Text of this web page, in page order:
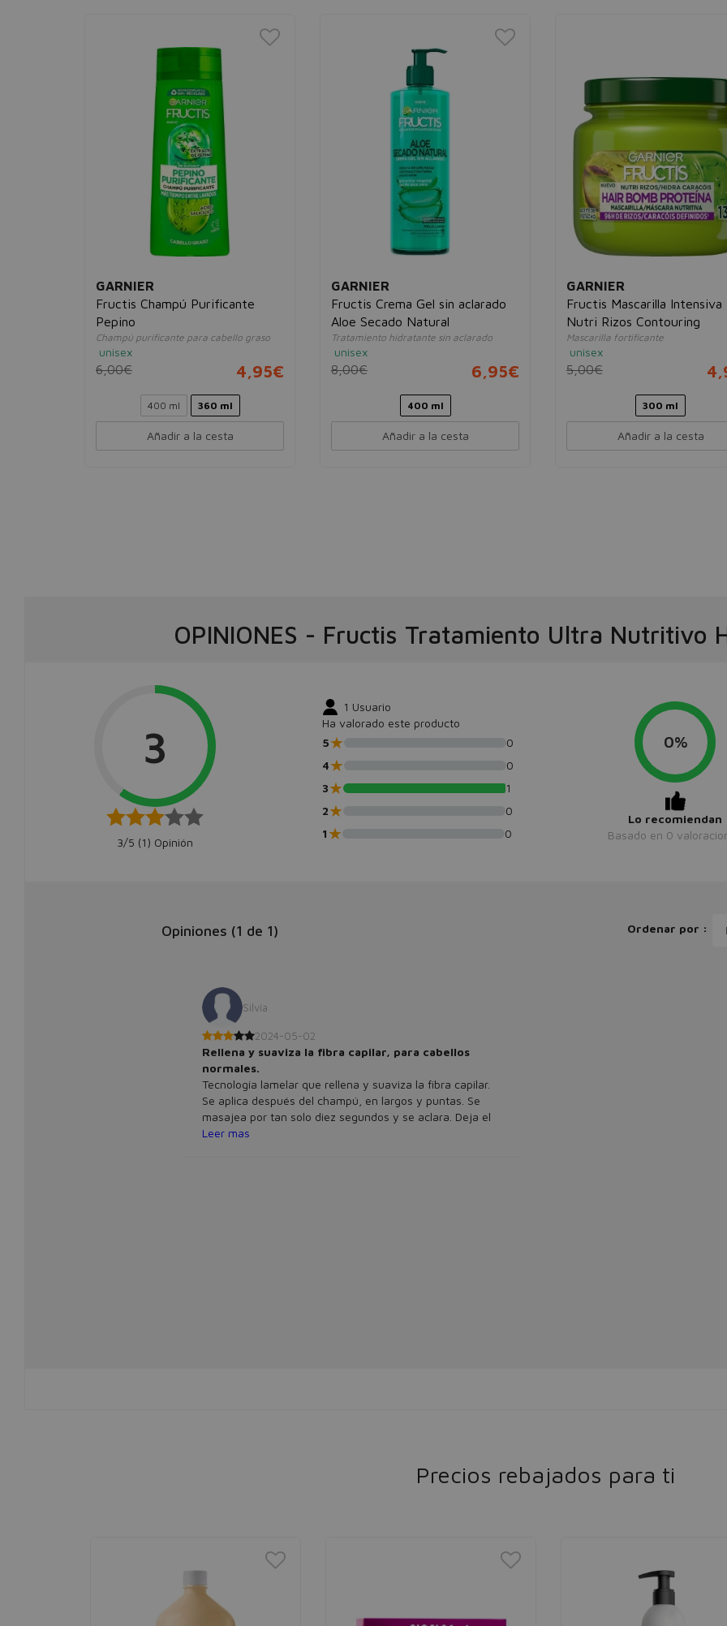
GARNIER
Fructis Champú Purificante
Pepino
Champú purificante para cabello graso
unisex
6,00€ 4,95€
400 ml 360 ml
GARNIER
Fructis Crema Gel sin aclarado
Aloe Secado Natural
Tratamiento hidratante sin aclarado
unisex
8,00€ 6,95€
400 ml
GARNIER
Fructis Mascarilla Intensiva
Nutri Rizos Contouring
Mascarilla fortificante
unisex
5,00€
300 ml
OPINIONES - Fructis Tratamiento Ultra Nutritivo
3
3/5 ( ) Opinión
Usuario
Ha valorado este producto
★
★
★
★
★
0%
Lo recomiendan
Opiniones ( 1 de 1) Ordenar por :
2024-05-02
Rellena y suaviza la fibra capilar, para cabellos
normales.
Tecnología lamelar que rellena y suaviza la fibra capilar.
Se aplica después del champú, en largos y puntas. Se
masajea por tan solo diez segundos y se aclara. Deja el
Precios rebajados para ti